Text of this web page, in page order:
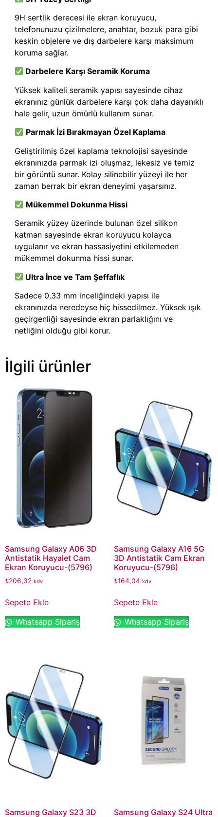
9H sertlik derecesi ile ekran koruyucu,
telefonunuzu çizilmelere, anahtar, bozuk para gibi
keskin objelere ve dış darbelere karşı maksimum
koruma sağlar.
Darbelere Karşı Seramik Koruma
Yüksek kaliteli seramik yapısı sayesinde cihaz
ekranınız günlük darbelere karşı çok daha dayanıklı
hale gelir, uzun ömürlü kullanım sunar.
Parmak İzi Bırakmayan Özel Kaplama
Geliştirilmiş özel kaplama teknolojisi sayesinde
ekranınızda parmak izi oluşmaz, lekesiz ve temiz
bir görüntü sunar. Kolay silinebilir yüzeyi ile her
zaman berrak bir ekran deneyimi yaşarsınız.
Mükemmel Dokunma Hissi
Seramik yüzey üzerinde bulunan özel silikon
katman sayesinde ekran koruyucu kolayca
uygulanır ve ekran hassasiyetini etkilemeden
mükemmel dokunma hissi sunar.
Ultra İnce ve Tam Şeffaflık
Sadece 0.33 mm inceliğindeki yapısı ile
ekranınızda neredeyse hiç hissedilmez. Yüksek ışık
geçirgenliği sayesinde ekran parlaklığını ve
netliğini olduğu gibi korur.
İlgili ürünler
Samsung Galaxy A06 3D
Antistatik Hayalet Cam
Ekran Koruyucu-(5796)
₺206,32 kdv
Sepete Ekle
Whatsapp Sipariş
Samsung Galaxy A16 5G
3D Antistatik Cam Ekran
Koruyucu-(5796)
₺164,04 kdv
Sepete Ekle
Whatsapp Sipariş
Samsung Galaxy S23 3D
Samsung Galaxy S24 Ultra